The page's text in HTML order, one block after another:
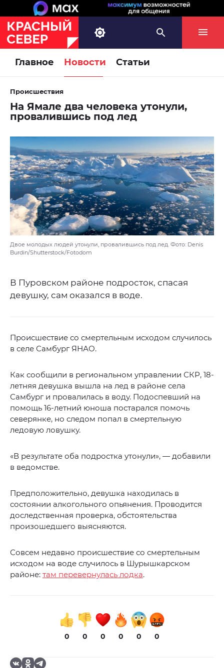
Главное Новости Статьи
Происшествия
На Ямале два человека утонули,
провалившись под лед
Двое молодых людей утонули, провалившись под лед. Фото: Denis
Burdin/Shutterstock/Fotodom
В Пуровском районе подросток, спасая
девушку, сам оказался в воде.
Происшествие со смертельным исходом случилось
в селе Самбург ЯНАО.
Как сообщили в региональном управлении СКР, 18-
летняя девушка вышла на лед в районе села
Самбург и провалилась в воду. Подоспевший на
помощь 16-летний юноша постарался помочь
северянке, но следом попал в смертельную
ледовую ловушку.
«В результате оба подростка утонули», — добавили
в ведомстве.
Предположительно, девушка находилась в
состоянии алкогольного опьянения. Проводится
доследственная проверка, обстоятельства
произошедшего выясняются.
Совсем недавно происшествие со смертельным
исходом на воде случилось в Шурышкарском
районе: там перевернулась лодка.
0 0 0 0 0 0